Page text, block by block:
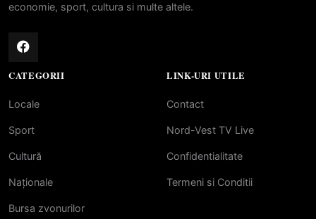
economie, sport, cultura si multe altele.
CATEGORII
Locale
Sport
Cultură
Naționale
Bursa zvonurilor
LINK-URI UTILE
Contact
Nord-Vest TV Live
Confidentialitate
Termeni si Conditii